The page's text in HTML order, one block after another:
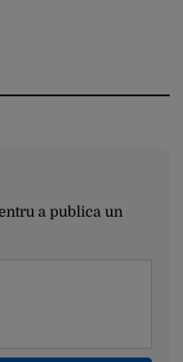
a publica un